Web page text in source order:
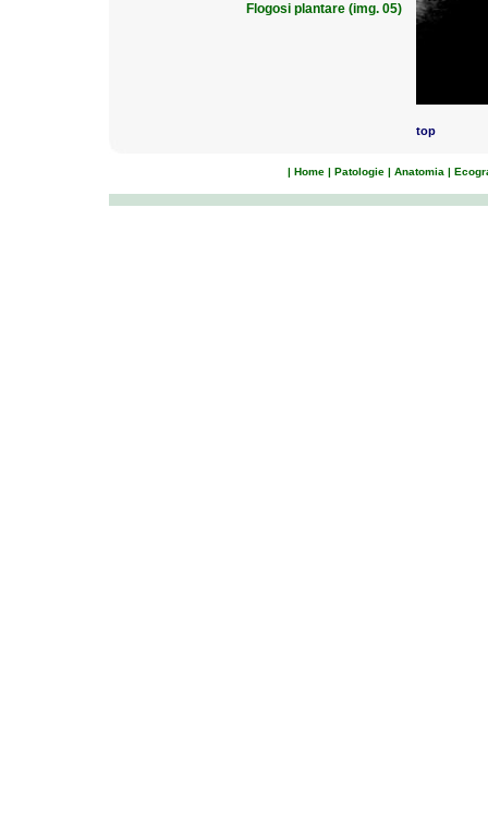
Flogosi plantare (img. 05)
top
| Home | Patologie | Anatomia |